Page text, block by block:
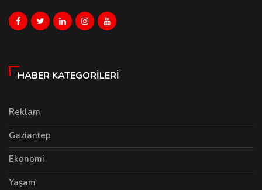
HABER KATEGORILERI
Reklam
Gaziantep
Ekonomi
Yaşam